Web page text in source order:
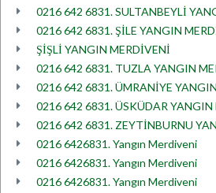
0216 642 6831. SULTANBEYLİ
0216 642 6831. ŞİLE YANGIN
ŞİŞLİ YANGIN MERDİVENİ
0216 642 6831. TUZLA YANGIN
0216 642 6831. ÜMRANİYE
0216 642 6831. ÜSKÜDAR YANGIN
0216 642 6831. ZEYTİNBURNU
0216 6426831. Yangın Merdiveni
0216 6426831. Yangın Merdiveni
0216 6426831. Yangın Merdiveni